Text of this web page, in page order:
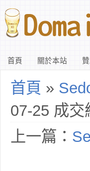
首頁 關於本站
首頁 »
07-25 成交
上一篇：